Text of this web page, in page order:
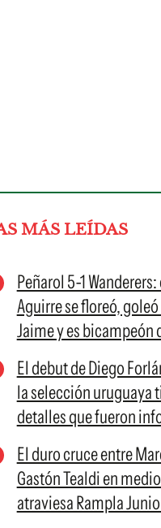
MÁS LEÍDAS
Peñarol 5-1
Aguirre se floreó,
Jaime y es bicampeón
El debut de Diego
la selección uruguaya
detalles que fueron
El duro cruce entre
Gastón Tealdi en
atraviesa Rampla